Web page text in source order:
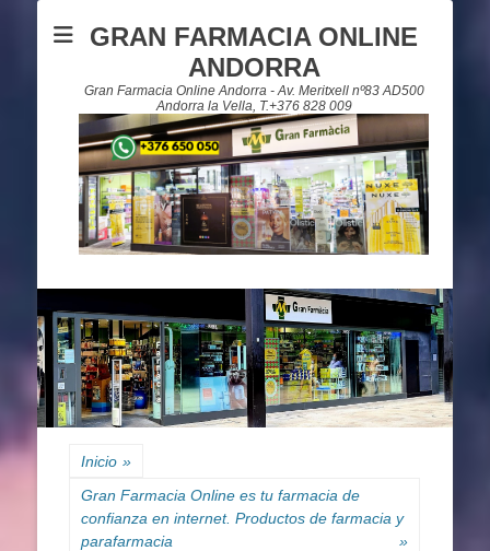
GRAN FARMACIA ONLINE
ANDORRA
Gran Farmacia Online Andorra - Av. Meritxell nº83 AD500
Andorra la Vella, T.+376 828 009
Inicio »
Gran Farmacia Online es tu farmacia de
confianza en internet. Productos de farmacia y
parafarmacia
»